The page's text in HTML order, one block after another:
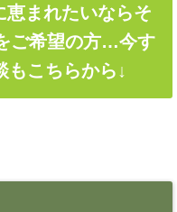
恵まれたいならそ
ご希望の方…今す
もこちらから↓